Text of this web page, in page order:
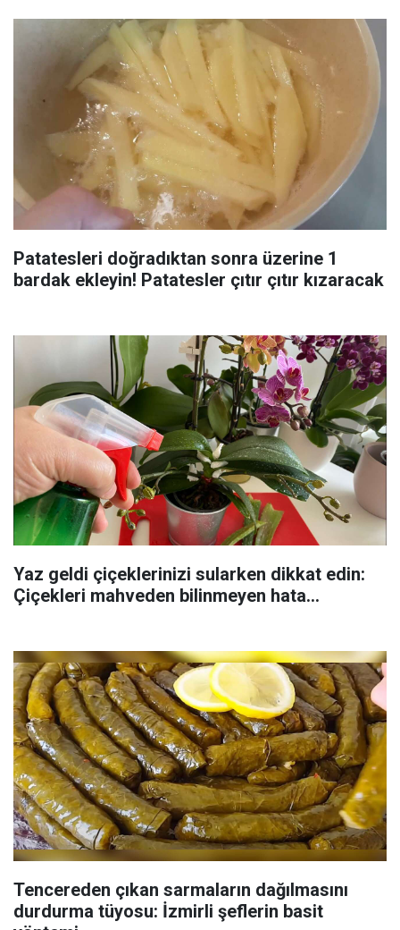
Patatesleri doğradıktan sonra üzerine 1
bardak ekleyin! Patatesler çıtır çıtır kızaracak
Yaz geldi çiçeklerinizi sularken dikkat edin:
Çiçekleri mahveden bilinmeyen hata...
Tencereden çıkan sarmaların dağılmasını
durdurma tüyosu: İzmirli şeflerin basit